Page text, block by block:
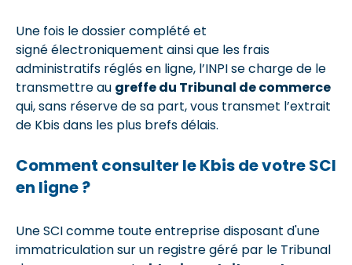
Une fois le dossier complété et
signé électroniquement ainsi que les frais
administratifs réglés en ligne, l’INPI se charge de le
transmettre au greffe du Tribunal de commerce
qui, sans réserve de sa part, vous transmet l’extrait
de Kbis dans les plus brefs délais.
Comment consulter le Kbis de votre SCI
en ligne ?
Une SCI comme toute entreprise disposant d'une
immatriculation sur un registre géré par le Tribunal